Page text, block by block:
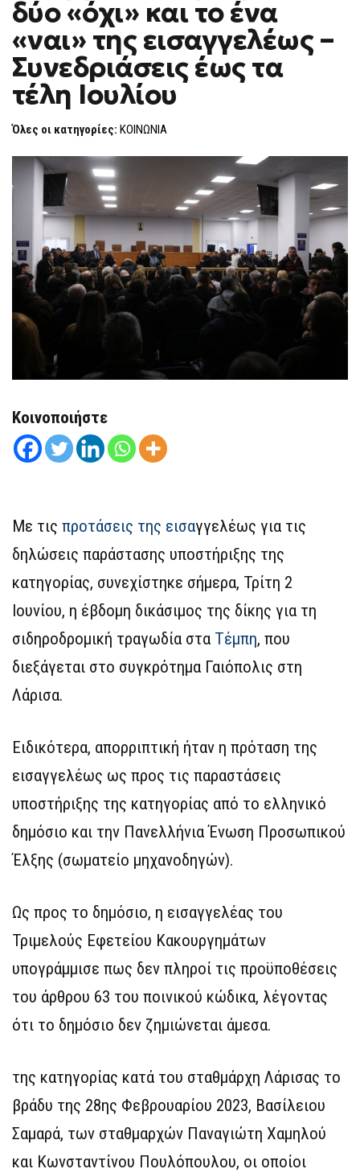
ΤΈΜΠΗ:
ΤΑ
ΔΎΟ
«ΌΧΙ»
ΚΑΙ
ΤΟ
«ΝΑΙ»
–
ΈΩΣ
ΙΟΥΛΊΟΥ
δύο «όχι» και το ένα
«ναι» της εισαγγελέως –
Συνεδριάσεις έως τα
τέλη Ιουλίου
Όλες οι κατηγορίες: ΚΟΙΝΩΝΙΑ
Κοινοποιήστε
Με τις προτάσεις της εισαγγελέως για τις
δηλώσεις παράστασης υποστήριξης της
κατηγορίας, συνεχίστηκε σήμερα, Τρίτη 2
Ιουνίου, η έβδομη δικάσιμος της δίκης για τη
σιδηροδρομική τραγωδία στα Τέμπη, που
διεξάγεται στο συγκρότημα Γαιόπολις στη
Λάρισα.
Ειδικότερα, απορριπτική ήταν η πρόταση της
εισαγγελέως ως προς τις παραστάσεις
υποστήριξης της κατηγορίας από το ελληνικό
δημόσιο και την Πανελλήνια Ένωση Προσωπικού
Έλξης (σωματείο μηχανοδηγών).
Ως προς το δημόσιο, η εισαγγελέας του
Τριμελούς Εφετείου Κακουργημάτων
υπογράμμισε πως δεν πληροί τις προϋποθέσεις
του άρθρου 63 του ποινικού κώδικα, λέγοντας
ότι το δημόσιο δεν ζημιώνεται άμεσα.
της κατηγορίας κατά του σταθμάρχη Λάρισας το
βράδυ της 28ης Φεβρουαρίου 2023, Βασίλειου
Σαμαρά, των σταθμαρχών Παναγιώτη Χαμηλού
και Κωνσταντίνου Πουλόπουλου, οι οποίοι